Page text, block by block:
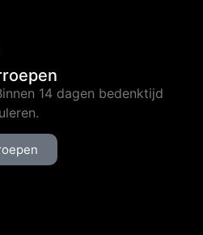
14 dagen bedenktijd